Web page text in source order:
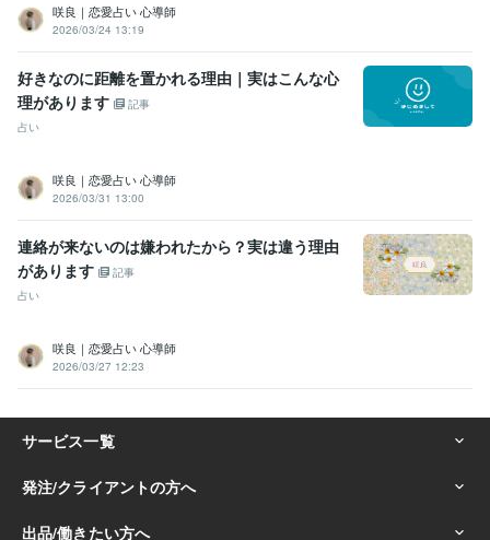
咲良｜恋愛占い 心導師
2026/03/24 13:19
好きなのに距離を置かれる理由｜実はこんな心
理があります
記事
占い
咲良｜恋愛占い 心導師
2026/03/31 13:00
連絡が来ないのは嫌われたから？実は違う理由
があります
記事
占い
咲良｜恋愛占い 心導師
2026/03/27 12:23